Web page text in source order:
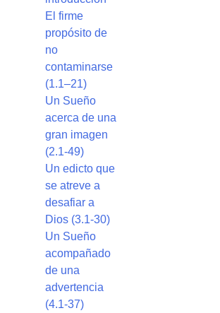
El firme
propósito de
no
contaminarse
(1.1–21)
Un Sueño
acerca de una
gran imagen
(2.1-49)
Un edicto que
se atreve a
desafiar a
Dios (3.1-30)
Un Sueño
acompañado
de una
advertencia
(4.1-37)